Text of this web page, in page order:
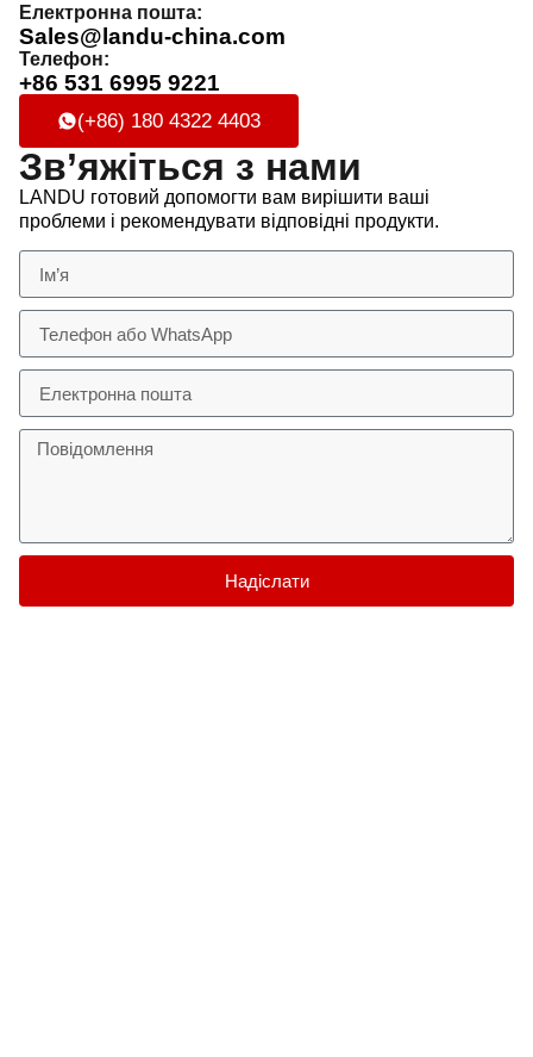
Електронна пошта:
Sales@landu-china.com
Телефон:
+86 531 6995 9221
(+86) 180 4322 4403
Зв’яжіться з нами
LANDU готовий допомогти вам вирішити ваші
проблеми і рекомендувати відповідні продукти.
Надіслати